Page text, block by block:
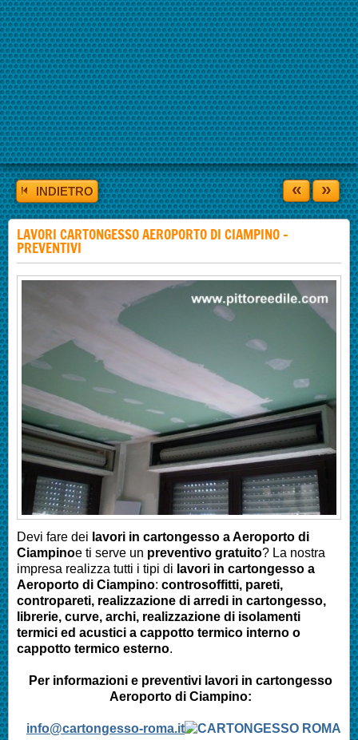
INDIETRO « »
LAVORI CARTONGESSO AEROPORTO DI CIAMPINO -
PREVENTIVI
Devi fare dei lavori in cartongesso aAeroporto di
Ciampinoe ti serve un preventivo gratuito? La nostra
impresa realizza tutti i tipi di lavori in cartongesso a
Aeroporto di Ciampino: controsoffitti, pareti,
contropareti, realizzazione di arredi in cartongesso,
librerie, curve, archi, realizzazione di isolamenti
termici ed acustici a cappotto termico interno o
cappotto termico esterno.
Per informazioni e preventivi lavori in cartongesso
Aeroporto di Ciampino:
info@cartongesso-roma.it